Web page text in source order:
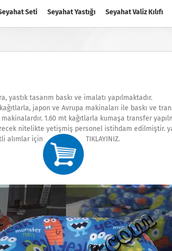
Seti Seyahat Yastığı Seyahat Valiz Kılıfı
tasarım baskı ve imalatı yapılmaktadır.
japon ve Avrupa makinaları ile baskı ve
1.60 mt kağıtlarla kumaşa transfer
nitelikte yetişmiş personel istihdam edilmiştir.
alımlar için
TIKLAYINIZ.